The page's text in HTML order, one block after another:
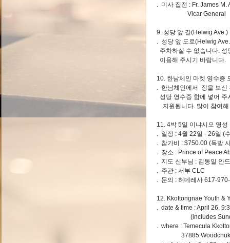
. 미사 집전 : Fr. James
Vicar General
9. 성당 앞 길(Helwig Ave.)
. 성당 앞 도로(Helwig
주차하실 수 없습니다.
이용해 주시기 바랍니다.
10. 한남체인 마켓 영수증
. 한남체인에서 장을 보신
성당 영수증 함에 넣어
지원됩니다. 많이 참여해
11. 4박 5일 이냐시오 영성
. 일정 : 4월 22일 - 26일 (
. 참가비 : $750.00 (독방
. 장소 : Prince of Peace
. 지도 신부님 : 김동일 안
. 주관 : 서부 CLC
. 문의 : 허데레사 617-
12. Kkottongnae Youth &
. date & time : April 26,
(includes
. where : Temecula
37885 Woodchuk